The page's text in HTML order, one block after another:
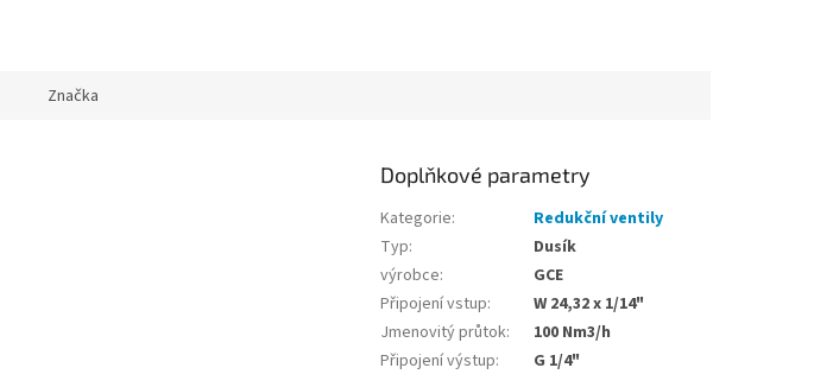
Značka
Doplňkové parametry
Kategorie:
Redukční ventily
Typ:
Dusík
výrobce:
GCE
Připojení vstup:
W 24,32 x 1/14"
Jmenovitý průtok:
100 Nm3/h
Připojení výstup: G 1/4"